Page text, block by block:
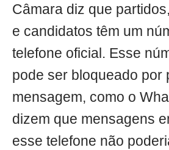
Câmara diz que
e candidatos têm um
telefone oficial. Esse
pode ser bloqueado por
mensagem, como o
dizem que mensagens
esse telefone não